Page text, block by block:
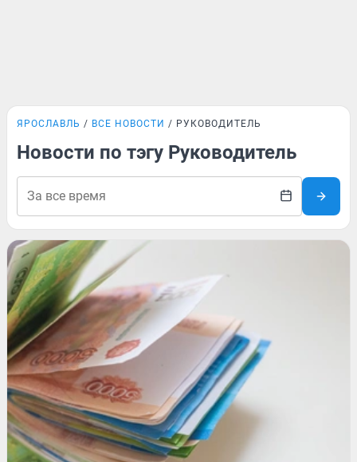
ЯРОСЛАВЛЬ ВСЕ НОВОСТИ РУКОВОДИТЕЛЬ
Новости по тэгу Руководитель